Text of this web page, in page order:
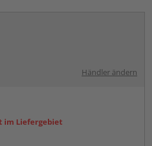
Händler ändern
im Liefergebiet